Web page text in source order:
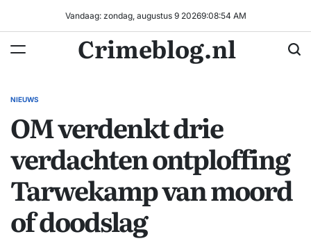
inhoud
Vandaag: zondag, augustus 9 20269:08:54 AM
Crimeblog.nl
GEPLAATST
NIEUWS
OM verdenkt drie
verdachten ontploffing
Tarwekamp van moord
of doodslag